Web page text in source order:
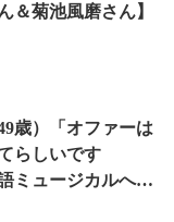
＆菊池風磨さん】
歳）「オファーは
らしいです
ミュージカルへの